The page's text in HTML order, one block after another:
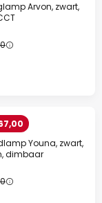
Arvon, zwart,
Youna, zwart,
dimbaar